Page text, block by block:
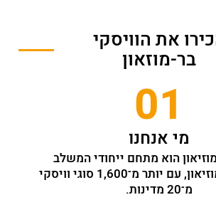
את הוויסקי
בר-מוזאון
01
מי אנחנו
מ־20 מדינות.